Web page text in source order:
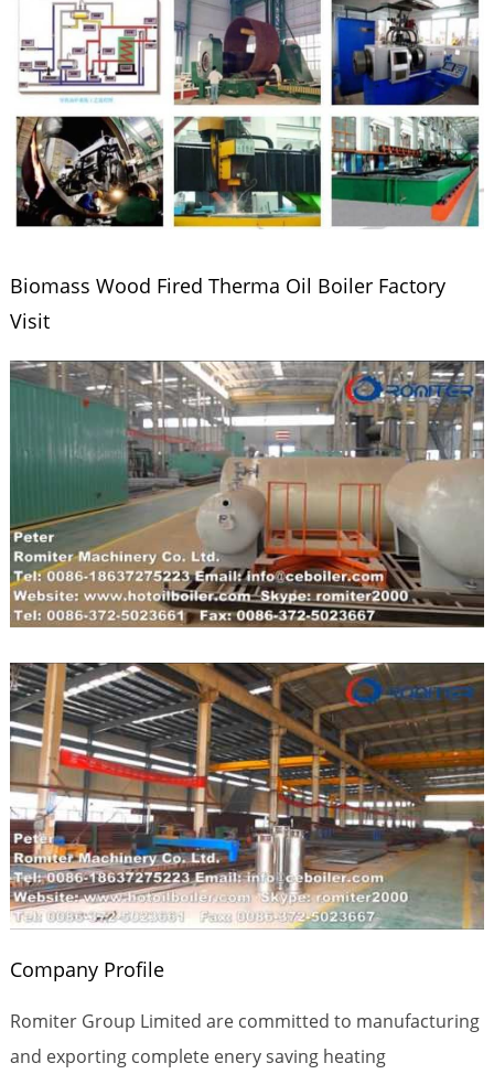
Biomass Wood Fired Therma Oil Boiler Factory
Visit
Company Profile
Romiter Group Limited are committed to manufacturing
and exporting complete enery saving heating